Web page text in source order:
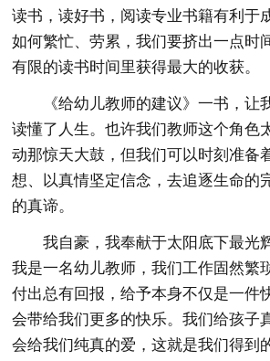
读书，读好书，阅读专业书籍有利于
如何繁忙、劳累，我们要挤出一点时
有限的读书时间里获得最大的收获。
《给幼儿教师的建议》一书，让
读懂了人生。也许我们教师这个角色
动那惊天大鼓，但我们可以时刻准备
想、以真情坚定信念，去追逐生命的
的真谛。
我自豪，我奉献于太阳底下最光
我是一名幼儿教师，我们工作固然繁
付出总有回报，给予本身不仅是一件
会带给我们更多的快乐。我们给孩子
会给我们纯真的爱，这就是我们得到